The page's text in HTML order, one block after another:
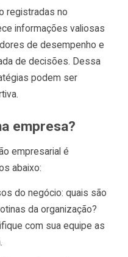
registradas no
informações valiosas
de desempenho e
de decisões. Dessa
podem ser
empresa?
empresarial é
abaixo:
do negócio: quais são
da organização?
com sua equipe as